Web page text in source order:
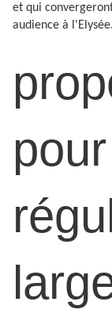
et qui
audience à l'Elysée.